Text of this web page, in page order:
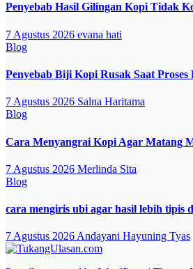
Penyebab Hasil Gilingan Kopi Tidak
7 Agustus 2026 evana hati
Blog
Penyebab Biji Kopi Rusak Saat Proses
7 Agustus 2026 Salna Haritama
Blog
Cara Menyangrai Kopi Agar Matang
7 Agustus 2026 Merlinda Sita
Blog
cara mengiris ubi agar hasil lebih tipis
7 Agustus 2026 Andayani Hayuning Tyas